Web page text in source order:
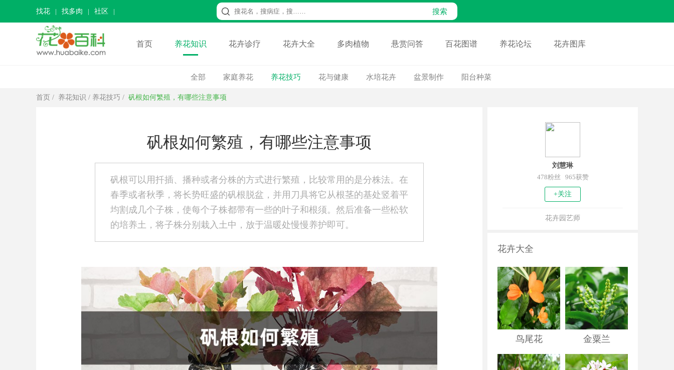
找花 找多肉 社区
首页 养花知识 花卉诊疗 花卉大全 多肉植物 悬赏问答 百花图谱 养花论坛 花卉图库
全部 家庭养花 养花技巧 花与健康 水培花卉 盆景制作 阳台种菜
首页 / 养花知识 / 养花技巧 / 矾根如何繁殖，有哪些注意事项
矾根如何繁殖，有哪些注意事项
矾根可以用扦插、播种或者分株的方式进行繁殖，比较常用的是分株法。在
春季或者秋季，将长势旺盛的矾根脱盆，并用刀具将它从根茎的基处竖着平
均割成几个子株，使每个子株都带有一些的叶子和根须。然后准备一些松软
的培养土，将子株分别栽入土中，放于温暖处慢慢养护即可。
刘慧琳
478粉丝 965获赞
+关注
花卉园艺师
花卉大全
鸟尾花 金粟兰